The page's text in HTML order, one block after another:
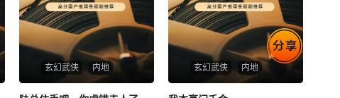
玄幻武侠 内地 玄幻武侠 内地